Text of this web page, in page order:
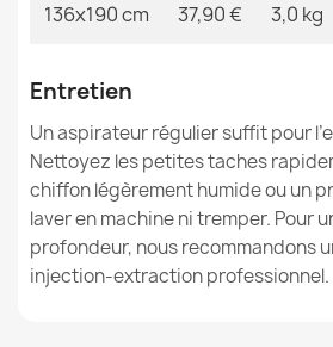
Tapis TIMO 0000 cercle SISAL
DE DEUXIÈME QUALITÉ
105,90 €
136x190 cm 37,90 € 3,0 kg
Entretien
Un aspirateur régulier suffit pour
Nettoyez les petites taches
chiffon légèrement humide ou un
laver en machine ni tremper. Pour
profondeur, nous recommandons
injection-extraction professionnel.